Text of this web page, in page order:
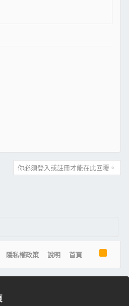
你必須登入或註冊才能在此回覆。
隱私權政策 說明 首頁
R
S